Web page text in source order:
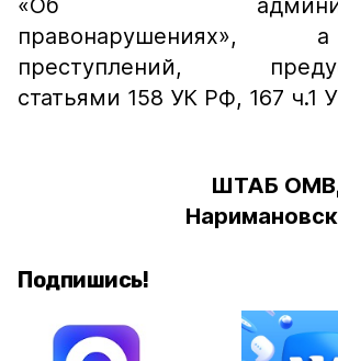
«Об
преступлений,
статьями 158 УК РФ, 167 ч.1
ШТАБ
Подпишись!